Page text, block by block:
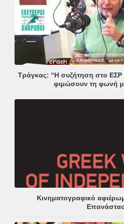
Τράγκας: “Η συζήτηση στο ΕΣΡ
φιμώσουν τη φωνή
Κινηματογραφικό